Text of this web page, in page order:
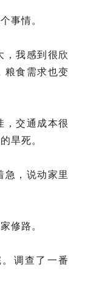
事情。
，我感到很欣
粮食需求也变
，交通成本很
旱死。
急，说动家里
修路。
调查了一番